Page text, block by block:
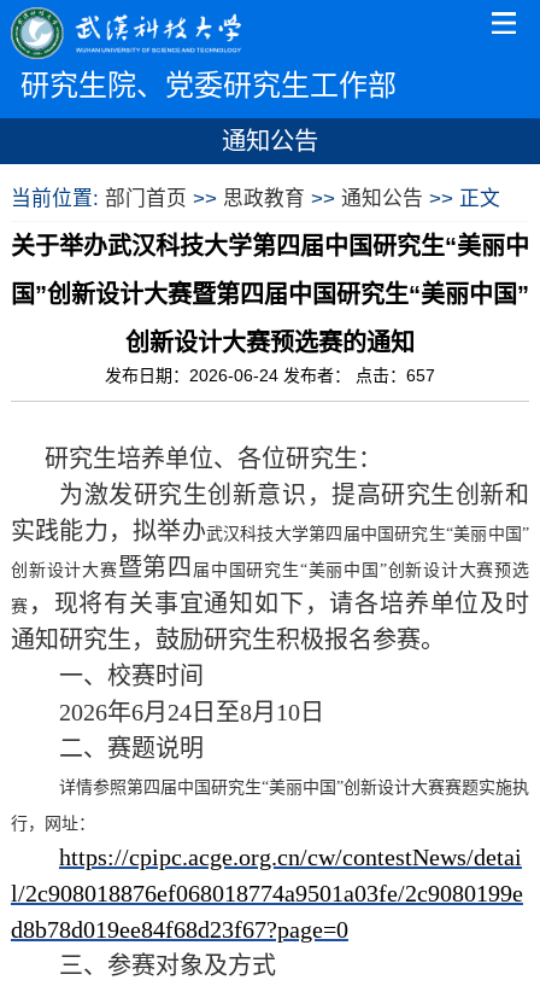
研究生院、党委研究生工作部
通知公告
当前位置: 部门首页 >> 思政教育 >> 通知公告 >> 正文
关于举办武汉科技大学第四届中国研究生“美丽中
国”创新设计大赛暨第四届中国研究生“美丽中国”
创新设计大赛预选赛的通知
发布日期：2026-06-24 发布者： 点击： 657
研究生培养单位、各位研究生：
为激发研究生创新意识，提高研究生创新和
实践能力，拟举办武汉科技大学第四届中国研究生“美丽中国”
创新设计大赛暨第 四 届中国研究生“美丽中国”创新设计大赛预选
赛 ， 现将有关事宜通知如下，请各培养单位及时
通知研究生，鼓励研究生积极报名参赛。
一、校赛时间
2026年6月 24日至8月 10日
二、赛题说明
详情参照第四届中国研究生“美丽中国”创新设计大赛赛题实施执
行，网址：
https://cpipc.acge.org.cn/cw/contestNews/detai
l/2c908018876ef068018774a9501a03fe/2c9080199e
d8b78d019ee84f68d23f67?page=0
三、 参赛对象及方式